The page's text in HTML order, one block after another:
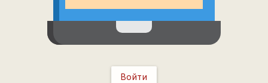
Войти